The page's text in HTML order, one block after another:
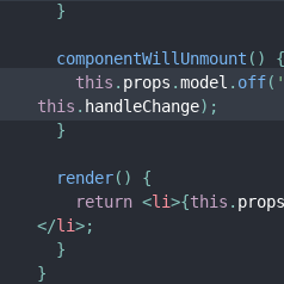
}
componentWillUnmount ( )
{
this . props .model . off(
this . handleChange) ;
}
render( )
{
return <li>{this . props
</li>;
}
}